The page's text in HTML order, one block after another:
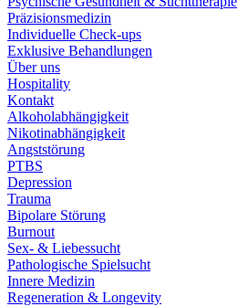
Präzisionsmedizin
Individuelle Check-ups
Exklusive Behandlungen
Über uns
Hospitality
Kontakt
Alkoholabhängigkeit
Nikotinabhängigkeit
Angststörung
PTBS
Depression
Trauma
Bipolare Störung
Burnout
Sex- & Liebessucht
Pathologische Spielsucht
Innere Medizin
Regeneration & Longevity